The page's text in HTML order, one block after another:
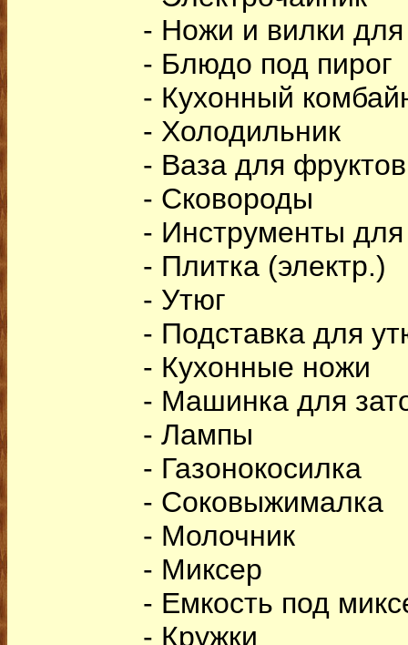
- Ножи и вилки
- Блюдо под пирог
- Кухонный
- Холодильник
- Ваза для фруктов
- Сковороды
- Инструменты
- Плитка (электр.)
- Утюг
- Подставка для
- Кухонные ножи
- Машинка для
- Лампы
- Газонокосилка
- Соковыжималка
- Молочник
- Миксер
- Емкость под
- Кружки